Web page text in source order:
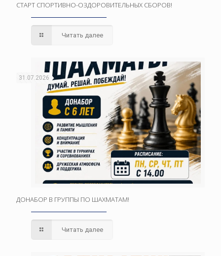
СТАРТ СПОРТИВНО-ОЗДОРОВИТЕЛЬНЫХ СБОРОВ!
Читать далее
31.07.2026
ДОНАБОР В ГРУППЫ ПО ШАХМАТАМ!
Читать далее